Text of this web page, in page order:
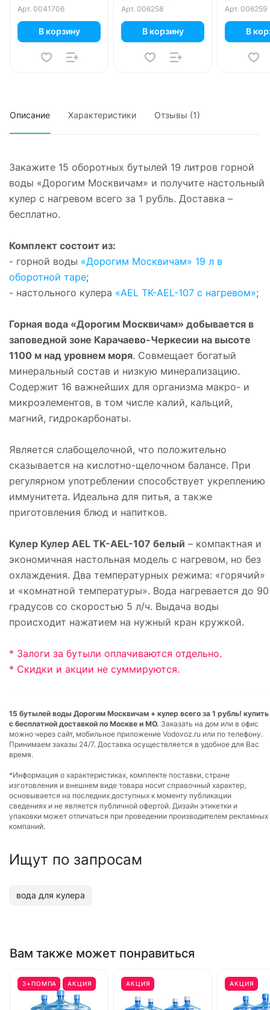
Арт. 0041706
В корзину
Арт. 006258
В корзину
Арт. 006259
В
Описание Характеристики Отзывы (1)
Закажите 15 оборотных бутылей 19 литров горной
воды «Дорогим Москвичам» и получите настольный
кулер с нагревом всего за 1 рубль. Доставка –
бесплатно.
Комплект состоит из:
- горной воды «Дорогим Москвичам» 19 л в
оборотной таре;
- настольного кулера «AEL TK-AEL-107 с нагревом»;
Горная вода «Дорогим Москвичам» добывается в
заповедной зоне Карачаево-Черкесии на высоте
1100 м над уровнем моря. Совмещает богатый
минеральный состав и низкую минерализацию.
Содержит 16 важнейших для организма макро- и
микроэлементов, в том числе калий, кальций,
магний, гидрокарбонаты.
Является слабощелочной, что положительно
сказывается на кислотно-щелочном балансе. При
регулярном употреблении способствует укреплению
иммунитета. Идеальна для питья, а также
приготовления блюд и напитков.
Кулер Кулер AEL TK-AEL-107 белый – компактная и
экономичная настольная модель с нагревом, но без
охлаждения. Два температурных режима: «горячий»
и «комнатной температуры». Вода нагревается до 90
градусов со скоростью 5 л/ч. Выдача воды
происходит нажатием на нужный кран кружкой.
* Залоги за бутыли оплачиваются отдельно.
* Скидки и акции не суммируются.
15 бутылей воды Дорогим Москвичам + кулер всего за 1 рубль! купить
с бесплатной доставкой по Москве и МО. Заказать на дом или в офис
можно через сайт, мобильное приложение Vodovoz.ru или по телефону.
Принимаем заказы 24/7. Доставка осуществляется в удобное для Вас
время.
*Информация о характеристиках, комплекте поставки, стране
изготовления и внешнем виде товара носит справочный характер,
основывается на последних доступных к моменту публикации
сведениях и не является публичной офертой. Дизайн этикетки и
упаковки может отличаться при проведении производителем рекламных
компаний.
Ищут по запросам
вода для кулера
Вам также может понравиться
3+ПОМПА АКЦИЯ АКЦИЯ АКЦИЯ